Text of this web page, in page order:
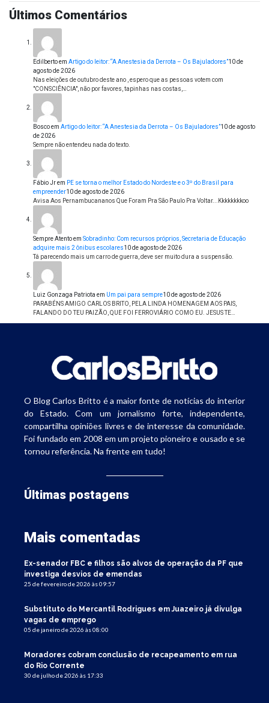
Últimos Comentários
Edilbertoem Artigo do leitor: “A Anestesia da Derrota – Os Bajuladores”10 de
agosto de 2026
Nas eleições de outubro deste ano , espero que as pessoas votem com
"CONSCIÊNCIA", não por favores, tapinhas nas costas,…
Boscoem Artigo do leitor: “A Anestesia da Derrota – Os Bajuladores”10 de agosto
de 2026
Sempre não entendeu nada do texto.
Fábio Jrem PE se torna o melhor Estado do Nordeste e o 3º do Brasil para
empreender10 de agosto de 2026
Avisa Aos Pernambucananos Que Foram Pra São Paulo Pra Voltar...Kkkkkkkkoo
Sempre Atentoem Sobradinho: Com recursos próprios, Secretaria de Educação
adquire mais 2 ônibus escolares10 de agosto de 2026
Tá parecendo mais um carro de guerra, deve ser muito dura a suspensão.
Luiz Gonzaga Patriota em Um pai para sempre10 de agosto de 2026
PARABÉNS AMIGO CARLOS BRITO, PELA LINDA HOMENAGEM AOS PAIS,
FALANDO DO TEU PAIZÃO, QUE FOI FERROVIÁRIO COMO EU. JESUS TE…
O Blog Carlos Britto é a maior fonte de notícias do interior
do Estado. Com um jornalismo forte, independente,
compartilha opiniões livres e de interesse da comunidade.
Foi fundado em 2008 em um projeto pioneiro e ousado e se
tornou referência. Na frente em tudo!
Últimas postagens
Mais comentadas
Ex-senador FBC e filhos são alvos de operação da PF que
investiga desvios de emendas
25 de fevereiro de 2026 às 09:57
Substituto do Mercantil Rodrigues em Juazeiro já divulga
vagas de emprego
05 de janeiro de 2026 às 08:00
Moradores cobram conclusão de recapeamento em rua
do Rio Corrente
30 de julho de 2026 às 17:33